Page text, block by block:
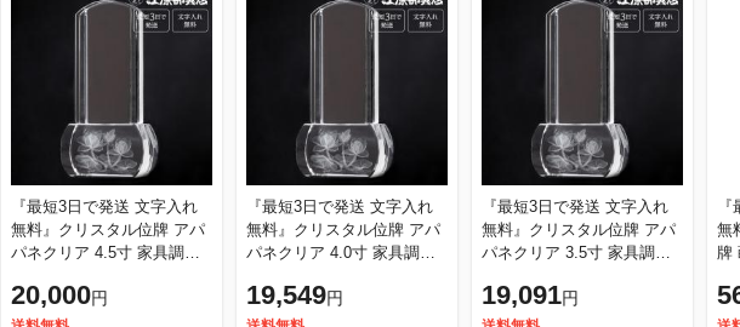
『最短3日で発送 文字入れ
無料』クリスタル位牌 アパ
パネクリア 4.5寸 家具調位
20,000円
『最短3日で発送 文字入れ
無料』クリスタル位牌 アパ
パネクリア 4.0寸 家具調位
19,549円
『最短3日で発送 文字入れ
無料』クリスタル位牌 アパ
パネクリア 3.5寸 家具調位
19,091円
無
牌